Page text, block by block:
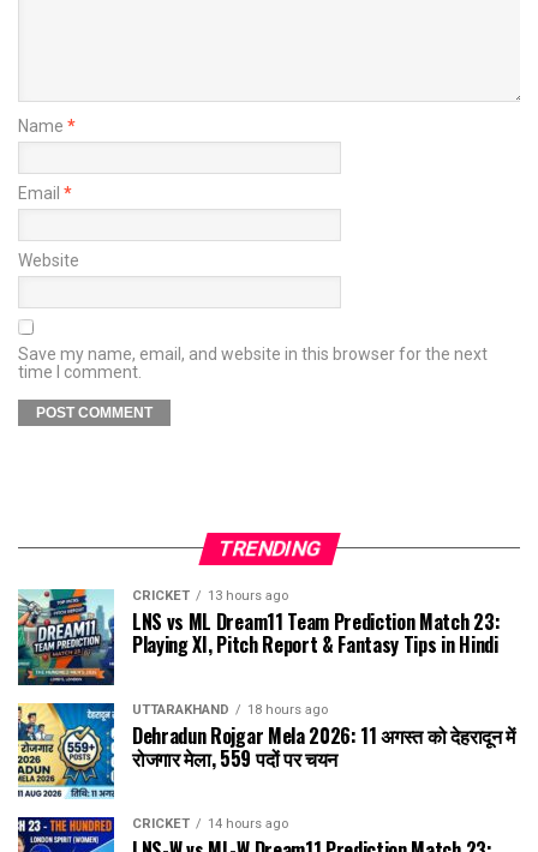
Name *
Email *
Website
Save my name, email, and website in this browser for the next
time I comment.
TRENDING
CRICKET 13 hours ago
LNS vs ML Dream11 Team Prediction Match 23:
Playing XI, Pitch Report & Fantasy Tips in Hindi
UTTARAKHAND 18 hours ago
Dehradun Rojgar Mela 2026: 11 अगस्त को देहरादून में
रोजगार मेला, 559 पदों पर चयन
CRICKET 14 hours ago